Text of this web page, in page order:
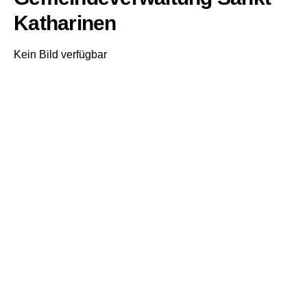
Katharinen
Kein Bild verfügbar